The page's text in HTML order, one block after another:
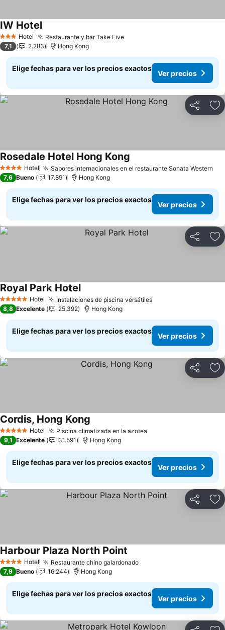
3 Estrellas
Hotel Restaurante y bar Take Five
IW Hotel
7,1 2.283 Hong Kong
Elige fechas para ver los precios exactos
Ver precios
Compartir
4 EstrellasHotel Sabores internacionales en el restaurante Sonata Western
Rosedale Hotel Hong Kong
7,6 Bueno 17.891 Hong Kong
Elige fechas para ver los precios exactos
Ver precios
Compartir
5 Estrellas Hotel Instalaciones de piscina versátiles
Royal Park Hotel
8,8 Excelente 25.392 Hong Kong
Elige fechas para ver los precios exactos
Ver precios
Compartir
5 Estrellas Hotel Piscina climatizada en la azotea
Cordis, Hong Kong
9,1 Excelente 31.591 Hong Kong
Elige fechas para ver los precios exactos
Ver precios
Compartir
4 EstrellasHotel Restaurante chino galardonado
Harbour Plaza North Point
7,9 Bueno 16.244 Hong Kong
Elige fechas para ver los precios exactos
Ver precios